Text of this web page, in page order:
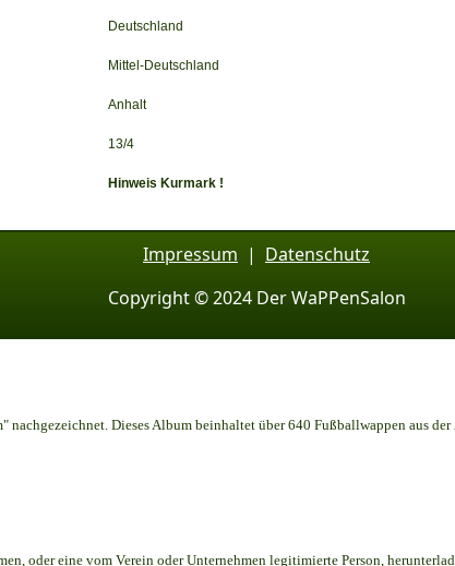
Deutschland
Mittel-Deutschland
Anhalt
13/4
Hinweis Kurmark !
Impressum | Datenschutz
Copyright © 2024 Der WaPPenSalon
nachgezeichnet. Dieses Album beinhaltet über 640 Fußballwappen aus
oder eine vom Verein oder Unternehmen legitimierte Person,